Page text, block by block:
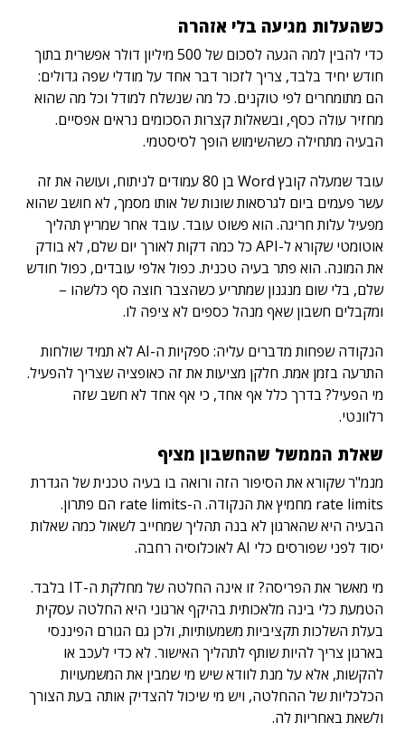
כשהעלות מגיעה בלי אזהרה
כדי להבין למה הגעה לסכום של 500 מיליון דולר אפשרית בתוך
חודש יחיד בלבד, צריך לזכור דבר אחד על מודלי שפה גדולים:
הם מתומחרים לפי טוקנים. כל מה שנשלח למודל וכל מה שהוא
מחזיר עולה כסף, ובשאלות קצרות הסכומים נראים אפסיים.
הבעיה מתחילה כשהשימוש הופך לסיסטמי.
עובד שמעלה קובץ Word בן 80 עמודים לניתוח, ועושה את זה
עשר פעמים ביום לגרסאות שונות של אותו מסמך, לא חושב שהוא
מפעיל עלות חריגה. הוא פשוט עובד. עובד אחר שמריץ תהליך
אוטומטי שקורא ל-API כל כמה דקות לאורך יום שלם, לא בודק
את המונה. הוא פתר בעיה טכנית. כפול אלפי עובדים, כפול חודש
שלם, בלי שום מנגנון שמתריע כשהצבר חוצה סף כלשהו –
ומקבלים חשבון שאף מנהל כספים לא ציפה לו.
הנקודה שפחות מדברים עליה: ספקיות ה-AI לא תמיד שולחות
התרעה בזמן אמת. חלקן מציעות את זה כאופציה שצריך להפעיל.
מי הפעיל? בדרך כלל אף אחד, כי אף אחד לא חשב שזה
רלוונטי.
שאלת הממשל שהחשבון מציף
מנמ"ר שקורא את הסיפור הזה ורואה בו בעיה טכנית של הגדרת
rate limits מחמיץ את הנקודה. ה-rate limits הם פתרון.
הבעיה היא שהארגון לא בנה תהליך שמחייב לשאול כמה שאלות
יסוד לפני שפורסים כלי AI לאוכלוסיה רחבה.
מי מאשר את הפריסה? זו אינה החלטה של מחלקת ה-IT בלבד.
הטמעת כלי בינה מלאכותית בהיקף ארגוני היא החלטה עסקית
בעלת השלכות תקציביות משמעותיות, ולכן גם הגורם הפיננסי
בארגון צריך להיות שותף לתהליך האישור. לא כדי לעכב או
להקשות, אלא על מנת לוודא שיש מי שמבין את המשמעויות
הכלכליות של ההחלטה, ויש מי שיכול להצדיק אותה בעת הצורך
ולשאת באחריות לה.